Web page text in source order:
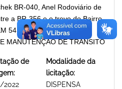
BR-040, Anel Rodoviário de
a BR-356 e o trevo do Bairro
541 + 640 m no Anel.
MANUTENÇÃO DE TRÂNSITO
de
2022
Modalidade da
licitação:
DISPENSA